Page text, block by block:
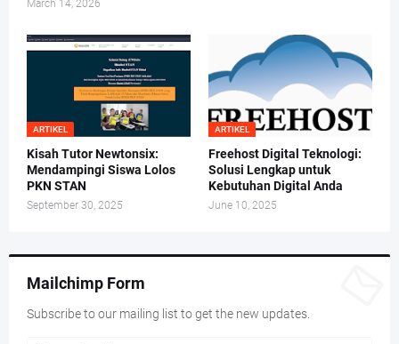
March 14, 2026
ARTIKEL
Kisah Tutor Newtonsix:
Mendampingi Siswa Lolos
PKN STAN
September 30, 2025
ARTIKEL
Freehost Digital Teknologi:
Solusi Lengkap untuk
Kebutuhan Digital Anda
June 10, 2025
Mailchimp Form
Subscribe to our mailing list to get the new updates.